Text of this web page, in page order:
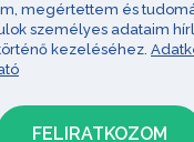
megértettem és
személyes adataim
kezeléséhez.